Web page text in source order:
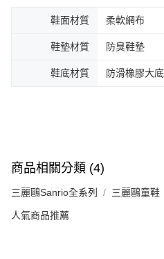
鞋面材質 柔軟網布
鞋墊材質 防臭鞋墊
鞋底材質 防滑橡膠大底
商品相關分類 (4)
三麗鷗Sanrio全系列 三麗鷗童鞋
人氣商品推薦